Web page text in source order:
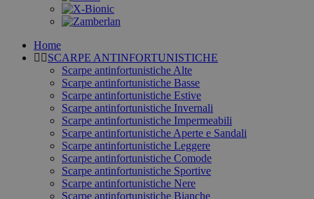
Home
SCARPE ANTINFORTUNISTICHE
Scarpe antinfortunistiche Alte
Scarpe antinfortunistiche Basse
Scarpe antinfortunistiche Estive
Scarpe antinfortunistiche Invernali
Scarpe antinfortunistiche Impermeabili
Scarpe antinfortunistiche Aperte e Sandali
Scarpe antinfortunistiche Leggere
Scarpe antinfortunistiche Comode
Scarpe antinfortunistiche Sportive
Scarpe antinfortunistiche Nere
Scarpe antinfortunistiche Bianche